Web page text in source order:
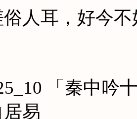
耳，好今不
「秦中吟十
易